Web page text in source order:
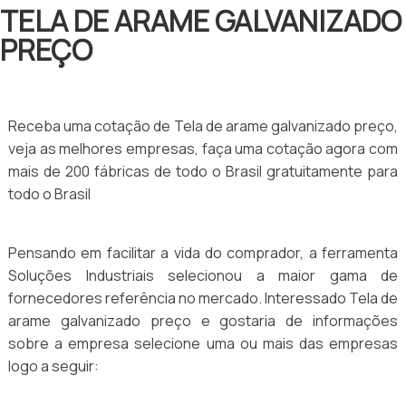
TELA DE ARAME GALVANIZADO
PREÇO
Receba uma cotação de Tela de arame galvanizado preço,
veja as melhores empresas, faça uma cotação agora com
mais de 200 fábricas de todo o Brasil gratuitamente para
todo o Brasil
Pensando em facilitar a vida do comprador, a ferramenta
Soluções Industriais selecionou a maior gama de
fornecedores referência no mercado. Interessado Tela de
arame galvanizado preço e gostaria de informações
sobre a empresa selecione uma ou mais das empresas
logo a seguir: